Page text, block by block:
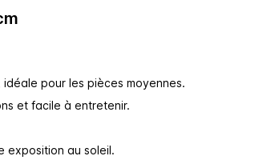
pour les pièces moyennes.
et facile à entretenir.
exposition au soleil.